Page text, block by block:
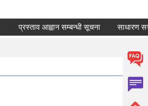
प्रस्ताव आह्वान सम्बन्धी सूचना साधारण